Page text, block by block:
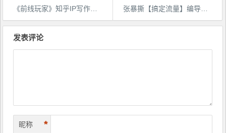
《前线玩家》知乎IP写作实战
张暴撕【搞定流量】编导思维必修课，想成为优秀自媒体编导先学自媒体编导通识课1.0
文
发表评论
昵称 *